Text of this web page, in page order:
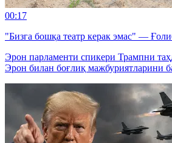
00:17
"Бизга бошқа театр керак эмас" —
Эрон парламенти спикери Трампни
Эрон билан боғлиқ мажбуриятларини